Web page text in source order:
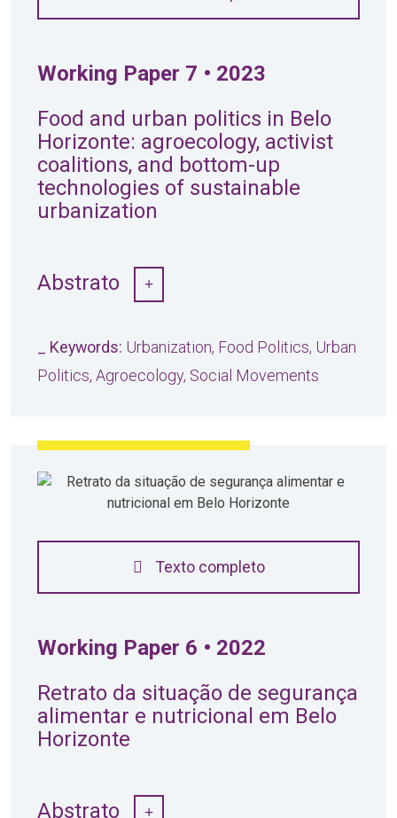
Working Paper 7 • 2023
Food and urban politics in Belo
Horizonte: agroecology, activist
coalitions, and bottom-up
technologies of sustainable
urbanization
Abstrato
_ Keywords: Urbanization, Food Politics, Urban
Politics, Agroecology, Social Movements
Texto completo
Working Paper 6 • 2022
Retrato da situação de segurança
alimentar e nutricional em Belo
Horizonte
Abstrato